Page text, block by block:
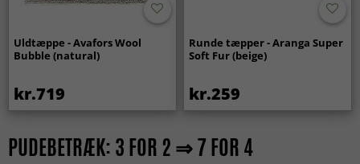
Uldtæppe - Avafors Wool
Bubble (natural)
kr.719
Runde tæpper - Aranga Super
Soft Fur (beige)
kr.259
PUDEBETRÆK: 3 FOR 2 ⇒ 7 FOR 4